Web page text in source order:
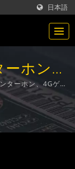
日本語
ホン検
製品メ
Ltd.
ターホン、4Gゲー
製造に特化したメ
。